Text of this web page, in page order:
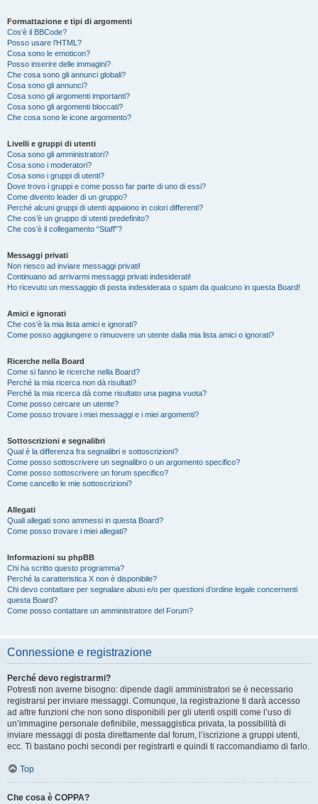
Formattazione e tipi di argomenti
Cos’è il BBCode?
Posso usare l’HTML?
Cosa sono le emoticon?
Posso inserire delle immagini?
Che cosa sono gli annunci globali?
Cosa sono gli annunci?
Cosa sono gli argomenti importanti?
Cosa sono gli argomenti bloccati?
Che cosa sono le icone argomento?
Livelli e gruppi di utenti
Cosa sono gli amministratori?
Cosa sono i moderatori?
Cosa sono i gruppi di utenti?
Dove trovo i gruppi e come posso far parte di uno di essi?
Come divento leader di un gruppo?
Perché alcuni gruppi di utenti appaiono in colori differenti?
Che cos’è un gruppo di utenti predefinito?
Che cos’è il collegamento “Staff”?
Messaggi privati
Non riesco ad inviare messaggi privati!
Continuano ad arrivarmi messaggi privati indesiderati!
Ho ricevuto un messaggio di posta indesiderata o spam da qualcuno in questa Board!
Amici e ignorati
Che cos’è la mia lista amici e ignorati?
Come posso aggiungere o rimuovere un utente dalla mia lista amici o ignorati?
Ricerche nella Board
Come si fanno le ricerche nella Board?
Perché la mia ricerca non dà risultati?
Perché la mia ricerca dà come risultato una pagina vuota?
Come posso cercare un utente?
Come posso trovare i miei messaggi e i miei argomenti?
Sottoscrizioni e segnalibri
Qual è la differenza fra segnalibri e sottoscrizioni?
Come posso sottoscrivere un segnalibro o un argomento specifico?
Come posso sottoscrivere un forum specifico?
Come cancello le mie sottoscrizioni?
Allegati
Quali allegati sono ammessi in questa Board?
Come posso trovare i miei allegati?
Informazioni su phpBB
Chi ha scritto questo programma?
Perché la caratteristica X non è disponibile?
Chi devo contattare per segnalare abusi e/o per questioni d’ordine legale concernenti
questa Board?
Come posso contattare un amministratore del Forum?
Connessione e registrazione
Perché devo registrarmi?
Potresti non averne bisogno: dipende dagli amministratori se è necessario
registrarsi per inviare messaggi. Comunque, la registrazione ti darà accesso
ad altre funzioni che non sono disponibili per gli utenti ospiti come l’uso di
un’immagine personale definibile, messaggistica privata, la possibilità di
inviare messaggi di posta direttamente dal forum, l’iscrizione a gruppi utenti,
ecc. Ti bastano pochi secondi per registrarti e quindi ti raccomandiamo di farlo.
Top
Che cosa è COPPA?